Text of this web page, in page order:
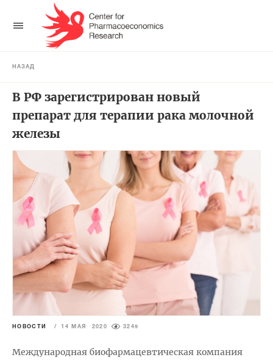
НАЗАД
В РФ зарегистрирован новый
препарат для терапии рака молочной
железы
НОВОСТИ / 14 МАЯ 2020 3249
Международная биофармацевтическая компания